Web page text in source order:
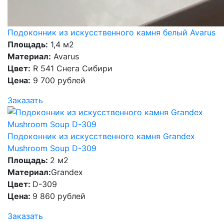
Подоконник из искусственного камня белый Avarus
Площадь: 1,4 м2
Материал: Avarus
Цвет: R 541 Снега Сибири
Цена: 9 700 рублей
Заказать
Подоконник из искусственного камня Grandex
Mushroom Soup D-309
Площадь: 2 м2
Материал:Grandex
Цвет: D-309
Цена: 9 860 рублей
Заказать